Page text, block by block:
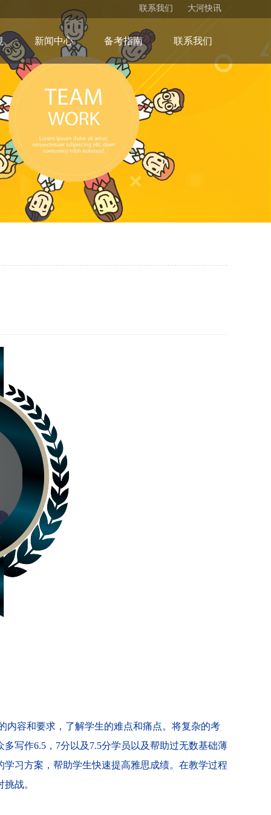
联系我们 大河快讯
新闻中心 备考指南 联系我们
内容和要求，了解学生的难点和痛点。将复杂的考
写作6.5，7分以及7.5分学员以及帮助过无数基础薄
习方案，帮助学生快速提高雅思成绩。在教学过程
战。